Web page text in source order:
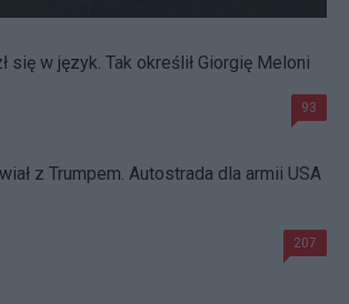
się w język. Tak określił Giorgię Meloni
93
z Trumpem. Autostrada dla armii USA
207